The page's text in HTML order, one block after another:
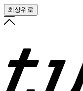
최상위로